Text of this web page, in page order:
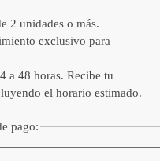
2 unidades o más.
exclusivo para
a 48 horas. Recibe tu
el horario estimado.
pago: